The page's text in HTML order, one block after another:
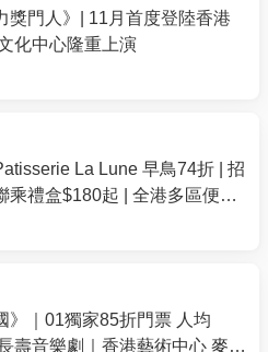
選室內外用餐
分扣減$1購買門票。玩完
再玩！
獎門人》| 11月首度登陸香港
化中心隆重上演
La Lune 早鳥74折 | 招
乘禮盒$180起 | 全港多區便利
》｜01獨家85折門票 人均
壽音樂劇｜香港藝術中心 麥高